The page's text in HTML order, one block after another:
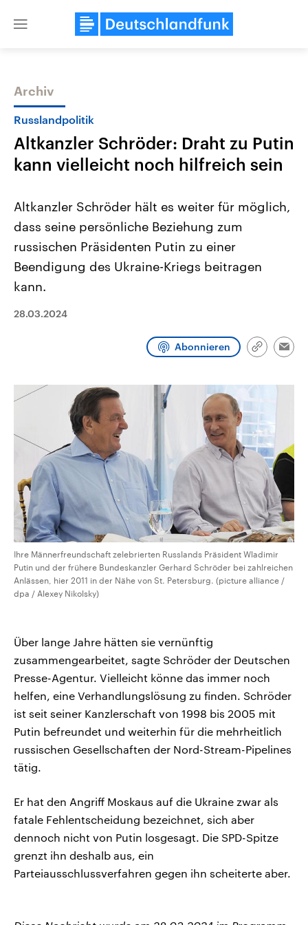
Close
Themen
Landtagswahl Sachsen-Anhalt
2026
Alle Informationen
Sachsen-Anhalt wählt am 6.
September 2026 einen neuen
Landtag. Seit 2021 wird das
CDU, SPD und FDP regiert.-
Wahlprogramme, aktuelle Berichte
und Hintergründe zu den Parteien
und Kandidaten der anstehenden
Aktuelle Beiträge,
Hintergründe
Wirtschaftlich und
Programm Podcasts
Audio-Archiv
Archiv
Russlandpolitik
Altkanzler Schröder: Draht zu Putin
kann vielleicht noch hilfreich sein
Altkanzler Schröder hält es weiter für möglich,
dass seine persönliche Beziehung zum
russischen Präsidenten Putin zu einer
Beendigung des Ukraine-Kriegs beitragen
kann.
28.03.2024
Abonnieren
Link
Ihre Männerfreundschaft zelebrierten Russlands Präsident Wladimir
Putin und der frühere Bundeskanzler Gerhard Schröder bei zahlreichen
Anlässen, hier 2011 in der Nähe von St. Petersburg. (picture alliance /
dpa / Alexey Nikolsky)
Über lange Jahre hätten sie vernünftig
zusammengearbeitet, sagte Schröder der Deutschen
Presse-Agentur. Vielleicht könne das immer noch
helfen, eine Verhandlungslösung zu finden. Schröder
ist seit seiner Kanzlerschaft von 1998 bis 2005 mit
Putin befreundet und weiterhin für die mehrheitlich
russischen Gesellschaften der Nord-Stream-Pipelines
tätig.
Er hat den Angriff Moskaus auf die Ukraine zwar als
fatale Fehlentscheidung bezeichnet, sich aber
dennoch nicht von Putin losgesagt. Die SPD-Spitze
grenzt ihn deshalb aus, ein
Parteiausschlussverfahren gegen ihn scheiterte aber.